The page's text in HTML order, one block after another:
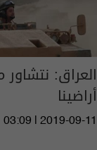
العراق:
أراضينا
03:09 | 2019-09-11